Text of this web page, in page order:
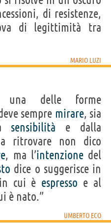
di resistenze,
di legittimità tra
MARIO LUZI
una delle forme
sempre mirare, sia
sensibilità e dalla
ritrovare non dico
, ma l’intenzionedel
dice o suggerisce in
in cui è espresso e al
è nato.”
UMBERTO ECO